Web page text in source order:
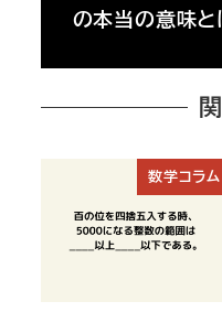
の本当の意味
数学コラム